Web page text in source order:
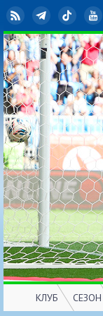
RSS TelegramTikTok
КЛУБ
СЕЗОН